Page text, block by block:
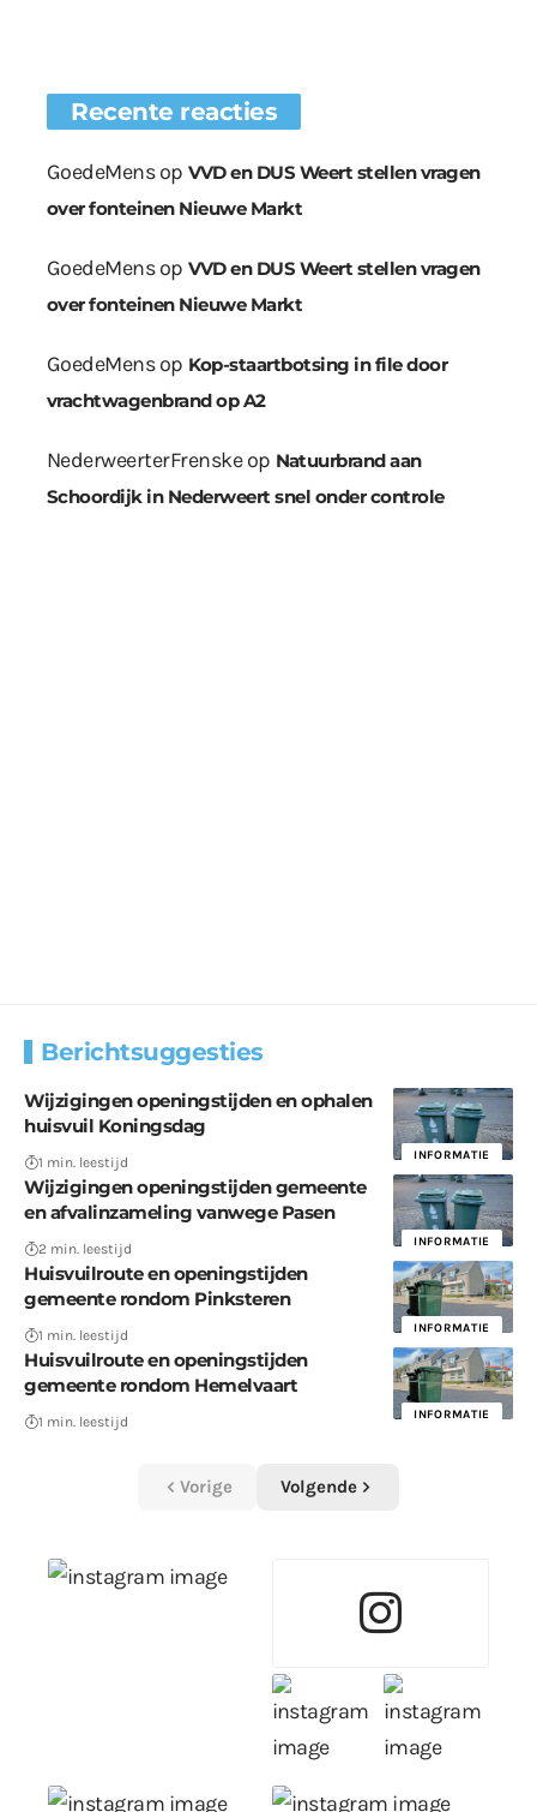
Recente reacties
GoedeMensop VVD en DUS Weert stellen vragen
over fonteinen Nieuwe Markt
GoedeMensop VVD en DUS Weert stellen vragen
over fonteinen Nieuwe Markt
GoedeMensop Kop-staartbotsing in file door
vrachtwagenbrand op A2
NederweerterFrenskeop Natuurbrand aan
Schoordijk in Nederweert snel onder controle
Berichtsuggesties
INFORMATIE
Wijzigingen openingstijden en ophalen
huisvuil Koningsdag
1 min. leestijd
INFORMATIE
Wijzigingen openingstijden gemeente
en afvalinzameling vanwege Pasen
2 min. leestijd
INFORMATIE
Huisvuilroute en openingstijden
gemeente rondom Pinksteren
1 min. leestijd
INFORMATIE
Huisvuilroute en openingstijden
gemeente rondom Hemelvaart
1 min. leestijd
Vorige Volgende